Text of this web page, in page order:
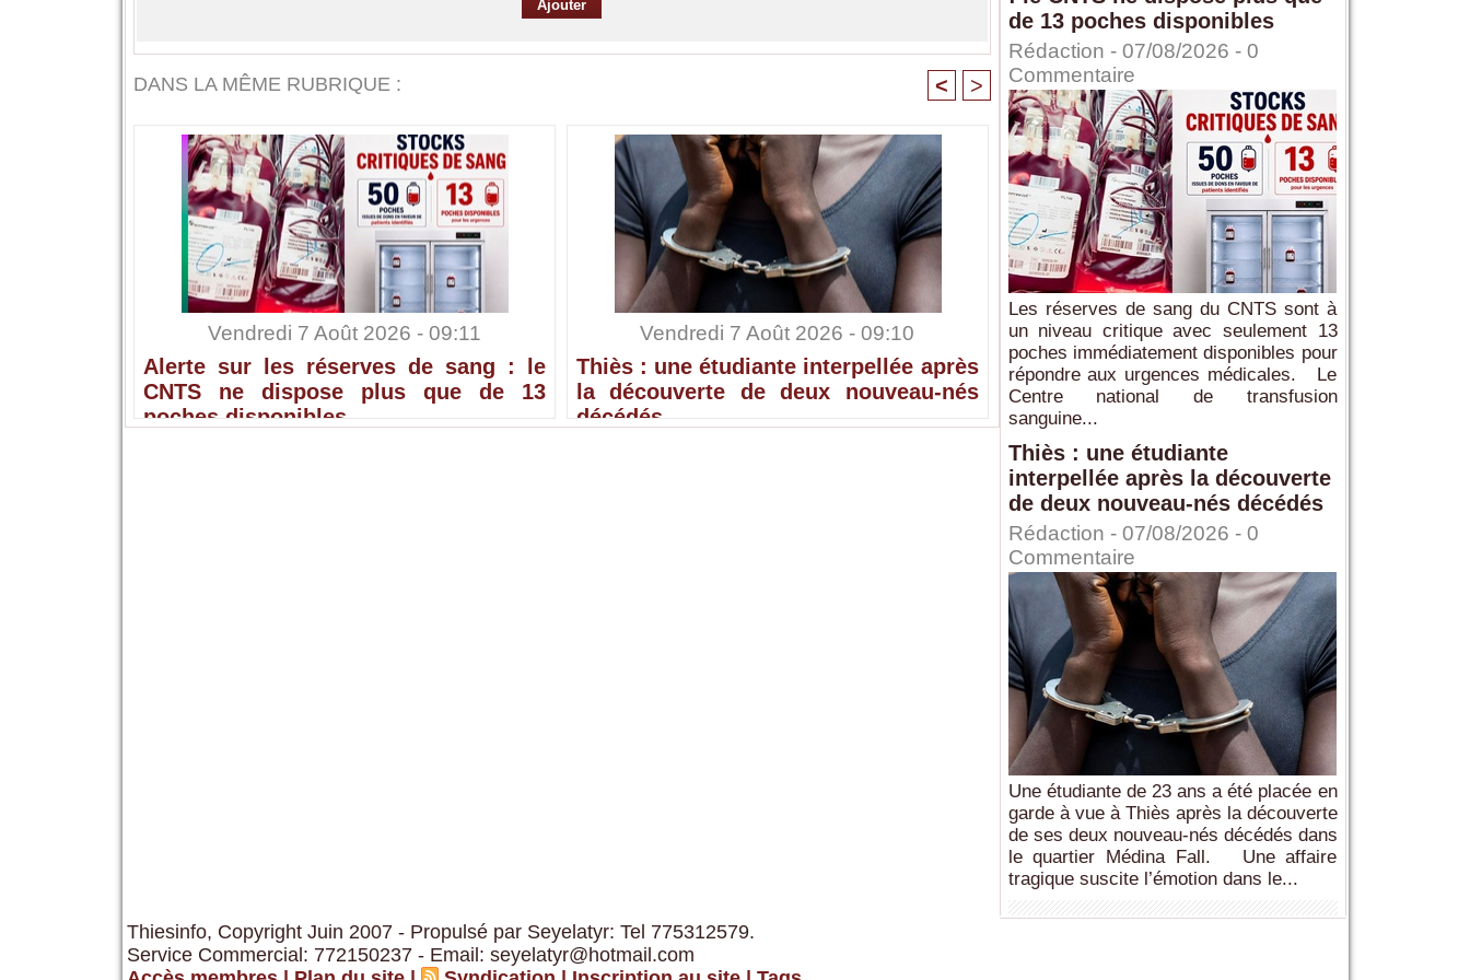
DANS LA MÊME RUBRIQUE : < >
Vendredi 7 Août 2026 - 09:11
Alerte sur les réserves de sang : le
CNTS ne dispose plus que de 13
poches disponibles
Vendredi 7 Août 2026 - 09:10
Thiès : une étudiante interpellée après
la découverte de deux nouveau-nés
décédés
de 13 poches disponibles
Rédaction - 07/08/2026 - 0
Commentaire
Les réserves de sang du CNTS sont à
un niveau critique avec seulement 13
poches immédiatement disponibles pour
répondre aux urgences médicales. Le
Centre national de transfusion
sanguine...
Thiès : une étudiante
interpellée après la découverte
de deux nouveau-nés décédés
Rédaction - 07/08/2026 - 0
Commentaire
Une étudiante de 23 ans a été placée en
garde à vue à Thiès après la découverte
de ses deux nouveau-nés décédés dans
le quartier Médina Fall. Une affaire
tragique suscite l’émotion dans le...
Thiesinfo, Copyright Juin 2007 - Propulsé par Seyelatyr: Tel 775312579.
Service Commercial: 772150237 - Email: seyelatyr@hotmail.com